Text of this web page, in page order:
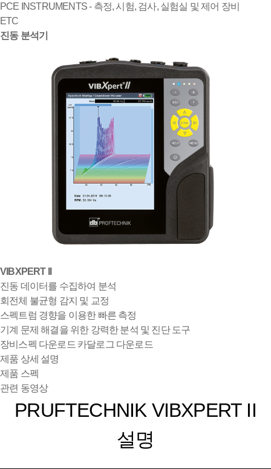
PCE INSTRUMENTS - 측정, 시험, 검사, 실험실 및 제어 장비
ETC
진동 분석기
VIBXPERT II
진동 데이터를 수집하여 분석
회전체 불균형 감지 및 교정
스펙트럼 경향을 이용한 빠른 측정
기계 문제 해결을 위한 강력한 분석 및 진단 도구
장비스펙 다운로드 카달로그 다운로드
제품 상세 설명
제품 스펙
관련 동영상
PRUFTECHNIK VIBXPERT II
설명